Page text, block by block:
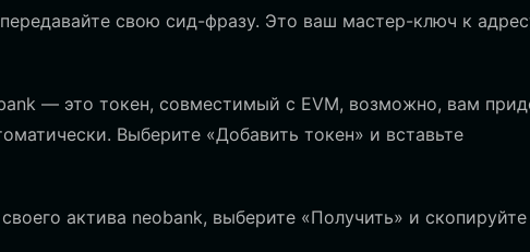
свою сид-фразу. Это ваш мастер-ключ к
— это токен, совместимый с EVM, возможно, вам
Выберите «Добавить токен» и вставьте
актива neobank, выберите «Получить» и скопируйте